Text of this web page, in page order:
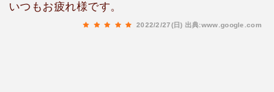
いつもお疲れ様です。
2022/2/27(日) 出典:www.google.com